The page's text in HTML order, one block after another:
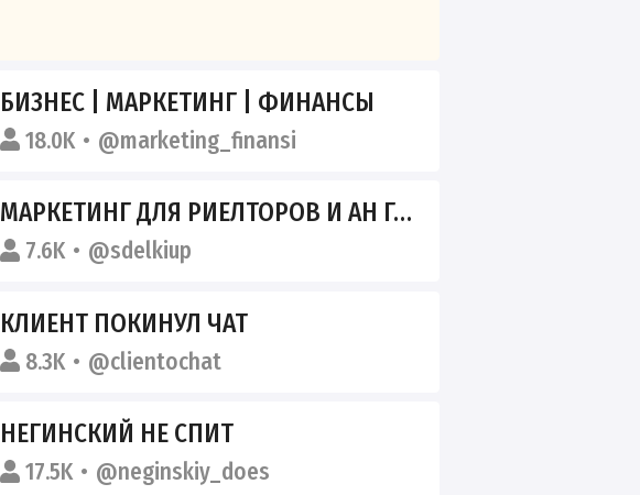
БИЗНЕС | МАРКЕТИНГ | ФИНАНСЫ
18.0K @marketing_finansi
МАРКЕТИНГ ДЛЯ РИЕЛТОРОВ И АН ГАЛИНА АПТУЛИНА
7.6K @sdelkiup
КЛИЕНТ ПОКИНУЛ ЧАТ
8.3K @clientochat
НЕГИНСКИЙ НЕ СПИТ
17.5K @neginskiy_does